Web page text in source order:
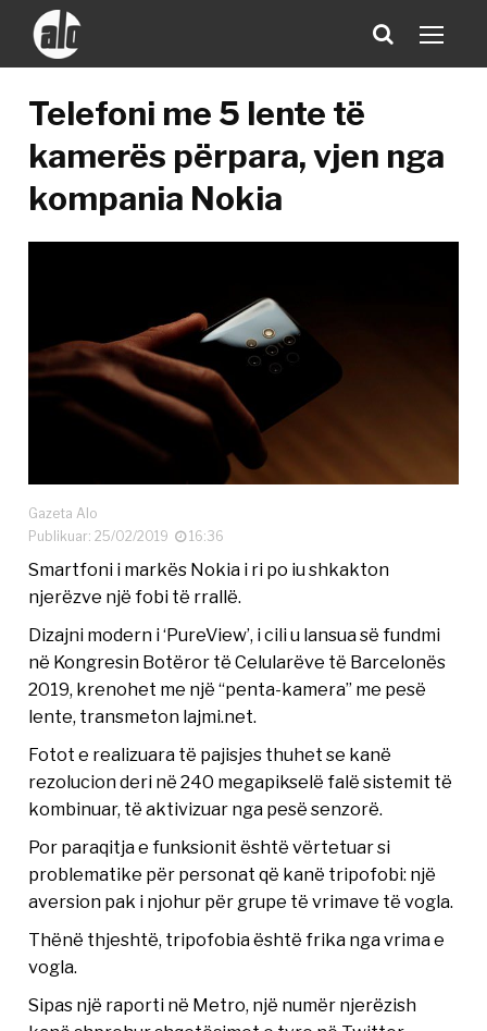
Telefoni me 5 lente të
kamerës përpara, vjen nga
kompania Nokia
Gazeta Alo
Publikuar: 25/02/2019
16:36
Smartfoni i markës Nokia i ri po iu shkakton
njerëzve një fobi të rrallë.
Dizajni modern i ‘PureView’, i cili u lansua së fundmi
në Kongresin Botëror të Celularëve të Barcelonës
2019, krenohet me një “penta-kamera” me pesë
lente, transmeton lajmi.net.
Fotot e realizuara të pajisjes thuhet se kanë
rezolucion deri në 240 megapikselë falë sistemit të
kombinuar, të aktivizuar nga pesë senzorë.
Por paraqitja e funksionit është vërtetuar si
problematike për personat që kanë tripofobi: një
aversion pak i njohur për grupe të vrimave të vogla.
Thënë thjeshtë, tripofobia është frika nga vrima e
vogla.
Sipas një raporti në Metro, një numër njerëzish